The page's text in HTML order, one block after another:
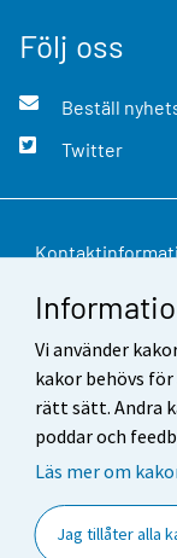
Vi använder
kakor behövs
rätt sätt. Andra
poddar och
Läs mer om
Jag tillåter alla
Följ oss
Beställ
Twitter
Respons
Användarvillkor
Dataskydd
Tillgänglighet
Cookie-